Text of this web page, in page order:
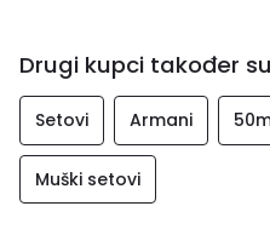
Drugi kupci također
Setovi Armani
Muški setovi